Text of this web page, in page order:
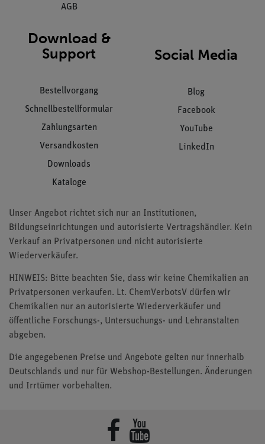
AGB
Download &
Support
Bestellvorgang
Schnellbestellformular
Zahlungsarten
Versandkosten
Downloads
Kataloge
Social Media
Blog
Facebook
YouTube
LinkedIn
Unser Angebot richtet sich nur an Institutionen,
Bildungseinrichtungen und autorisierte Vertragshändler. Kein
Verkauf an Privatpersonen und nicht autorisierte
Wiederverkäufer.
HINWEIS: Bitte beachten Sie, dass wir keine Chemikalien an
Privatpersonen verkaufen. Lt. ChemVerbotsV dürfen wir
Chemikalien nur an autorisierte Wiederverkäufer und
öffentliche Forschungs-, Untersuchungs- und Lehranstalten
abgeben.
Die angegebenen Preise und Angebote gelten nur innerhalb
Deutschlands und nur für Webshop-Bestellungen. Änderungen
und Irrtümer vorbehalten.